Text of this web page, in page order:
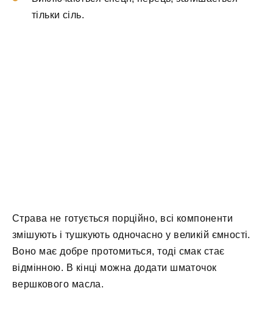
тільки сіль.
Страва не готується порційно, всі компоненти
змішують і тушкують одночасно у великій ємності.
Воно має добре протомиться, тоді смак стає
відмінною. В кінці можна додати шматочок
вершкового масла.